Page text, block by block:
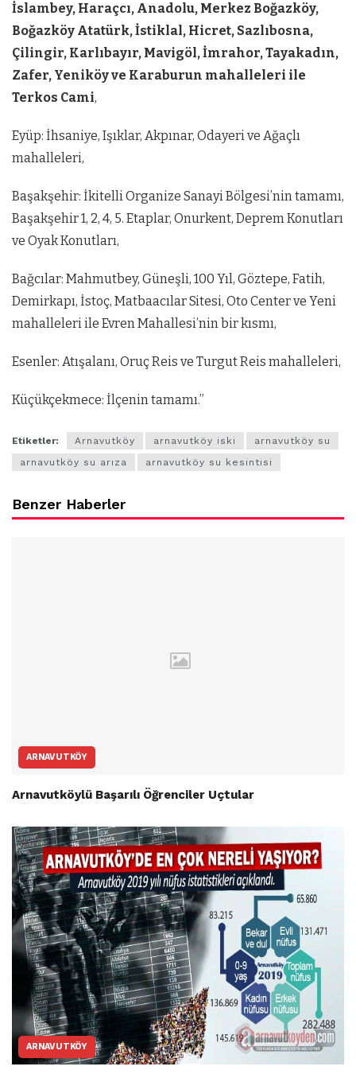
İslambey, Haraçcı, Anadolu, Merkez Boğazköy,
Boğazköy Atatürk, İstiklal, Hicret, Sazlıbosna,
Çilingir, Karlıbayır, Mavigöl, İmrahor, Tayakadın,
Zafer, Yeniköy ve Karaburun mahalleleri ile
Terkos Cami,
Eyüp: İhsaniye, Işıklar, Akpınar, Odayeri ve Ağaçlı
mahalleleri,
Başakşehir: İkitelli Organize Sanayi Bölgesi’nin tamamı,
Başakşehir 1, 2, 4, 5. Etaplar, Onurkent, Deprem Konutları
ve Oyak Konutları,
Bağcılar: Mahmutbey, Güneşli, 100 Yıl, Göztepe, Fatih,
Demirkapı, İstoç, Matbaacılar Sitesi, Oto Center ve Yeni
mahalleleri ile Evren Mahallesi’nin bir kısmı,
Esenler: Atışalanı, Oruç Reis ve Turgut Reis mahalleleri,
Küçükçekmece: İlçenin tamamı.”
Etiketler: Arnavutköy arnavutköy iski
arnavutköy su
arnavutköy su arıza
arnavutköy su kesintisi
Benzer Haberler
ARNAVUTKÖY
Arnavutköylü Başarılı Öğrenciler Uçtular
ARNAVUTKÖY